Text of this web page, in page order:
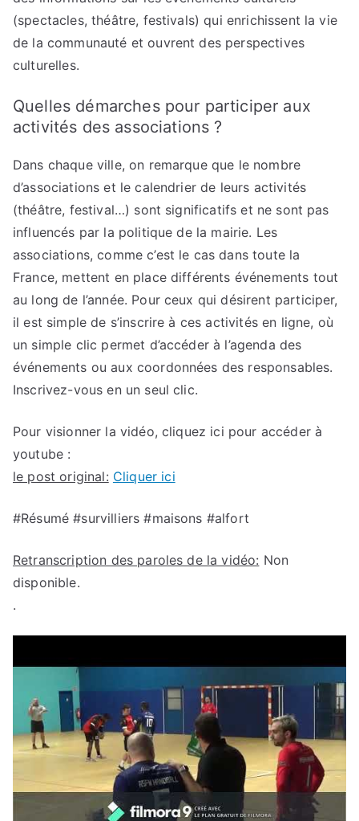
(spectacles, théâtre, festivals) qui enrichissent la vie
de la communauté et ouvrent des perspectives
culturelles.
Quelles démarches pour participer aux
activités des associations ?
Dans chaque ville, on remarque que le nombre
d’associations et le calendrier de leurs activités
(théâtre, festival…) sont significatifs et ne sont pas
influencés par la politique de la mairie. Les
associations, comme c’est le cas dans toute la
France, mettent en place différents événements tout
au long de l’année. Pour ceux qui désirent participer,
il est simple de s’inscrire à ces activités en ligne, où
un simple clic permet d’accéder à l’agenda des
événements ou aux coordonnées des responsables.
Inscrivez-vous en un seul clic.
Pour visionner la vidéo, cliquez ici pour accéder à
youtube :
le post original: Cliquer ici
#Résumé #survilliers #maisons #alfort
Retranscription des paroles de la vidéo: Non
disponible.
.